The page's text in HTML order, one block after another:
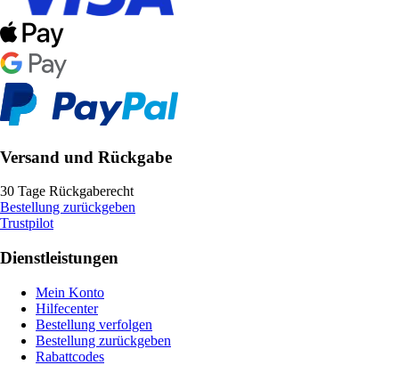
Versand und Rückgabe
30 Tage Rückgaberecht
Bestellung zurückgeben
Trustpilot
Dienstleistungen
Mein Konto
Hilfecenter
Bestellung verfolgen
Bestellung zurückgeben
Rabattcodes